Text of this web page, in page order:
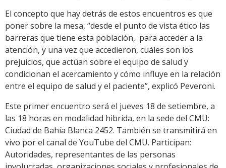
El concepto que hay detrás de estos encuentros es que
poner sobre la mesa, “desde el punto de vista ético las
barreras que tiene esta población, para acceder a la
atención, y una vez que accedieron, cuáles son los
prejuicios, que actúan sobre el equipo de salud y
condicionan el acercamiento y cómo influye en la relación
entre el equipo de salud y el paciente”, explicó Peveroni.
Este primer encuentro será el jueves 18 de setiembre, a
las 18 horas en modalidad hibrida, en la sede del CMU:
Ciudad de Bahía Blanca 2452. También se transmitirá en
vivo por el canal de YouTube del CMU. Participan:
Autoridades, representantes de las personas